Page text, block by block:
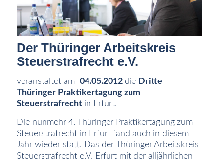
Der Thüringer Arbeitskreis
Steuerstrafrecht e.V.
veranstaltet am 04.05.2012 die Dritte
Thüringer Praktikertagung zum
Steuerstrafrecht in Erfurt.
Die nunmehr 4. Thüringer Praktikertagung zum
Steuerstrafrecht in Erfurt fand auch in diesem
Jahr wieder statt. Das der Thüringer Arbeitskreis
Steuerstrafrecht e.V. Erfurt mit der alljährlichen